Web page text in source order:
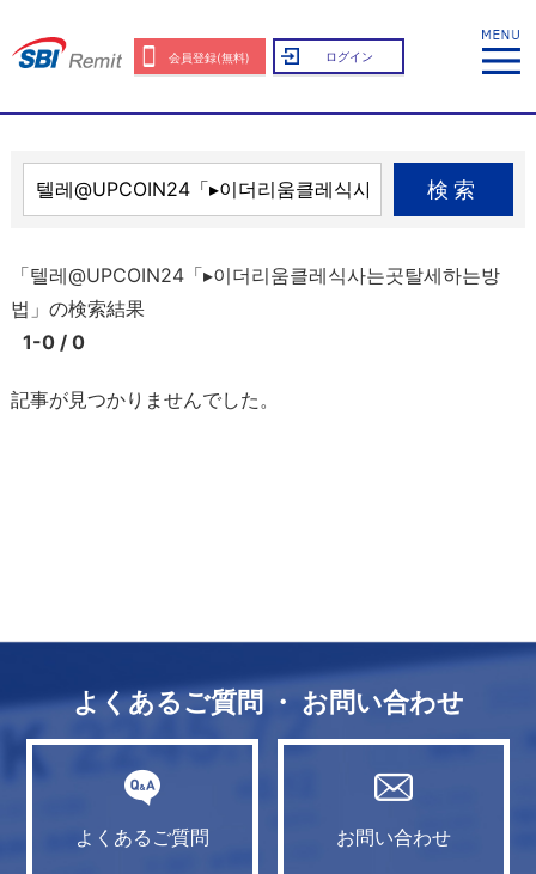
会員登録(無料) ログイン
検索
「텔레@UPCOIN24「▸이더리움클레식사는곳탈세하는방
법」の検索結果
1-0 / 0
記事が見つかりませんでした。
よくあるご質問 ・ お問い合わせ
よくあるご質問 お問い合わせ